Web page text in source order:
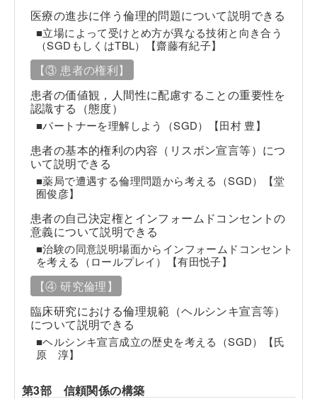
医療の進歩に伴う倫理的問題について説明できる
■立場によって受けとめ方が異なる技術と向き合う
（SGDもしくはTBL）【齋藤有紀子】
【③ 患者の権利】
患者の価値観，人間性に配慮することの重要性を
認識する（態度）
■パートナーを理解しよう（SGD）【田村 豊】
患者の基本的権利の内容（リスボン宣言等）につ
いて説明できる
■薬局で遭遇する倫理問題から考える（SGD）【堂
囿俊彦】
患者の自己決定権とインフォームドコンセントの
意義について説明できる
■治験の同意説明場面からインフォームドコンセント
を考える（ロールプレイ）【有田悦子】
【④ 研究倫理】
臨床研究における倫理規範（ヘルシンキ宣言等）
について説明できる
■ヘルシンキ宣言成立の歴史を考える（SGD）【氏
原 淳】
第3部 信頼関係の構築